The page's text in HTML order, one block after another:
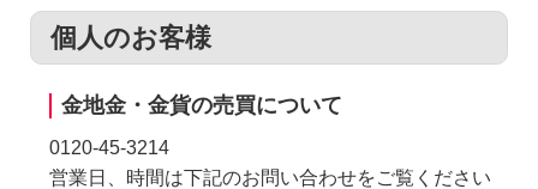
個人のお客様
金地金・金貨の売買について
0120-45-3214
営業日、時間は下記のお問い合わせをご覧ください